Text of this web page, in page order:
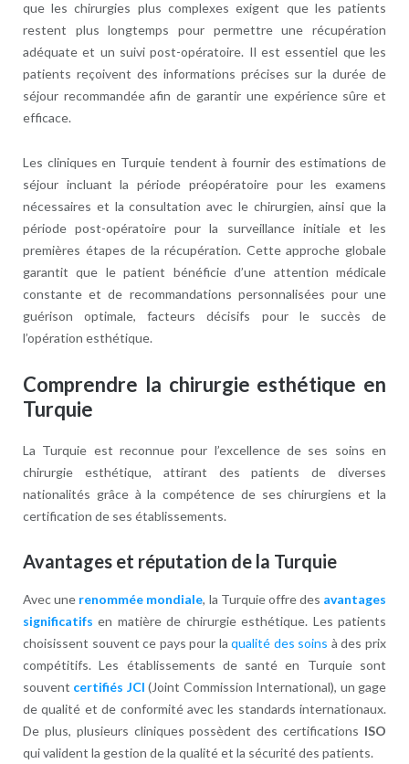
que les chirurgies plus complexes exigent que les patients
restent plus longtemps pour permettre une récupération
adéquate et un suivi post-opératoire. Il est essentiel que les
patients reçoivent des informations précises sur la durée de
séjour recommandée afin de garantir une expérience sûre et
efficace.
Les cliniques en Turquie tendent à fournir des estimations de
séjour incluant la période préopératoire pour les examens
nécessaires et la consultation avec le chirurgien, ainsi que la
période post-opératoire pour la surveillance initiale et les
premières étapes de la récupération. Cette approche globale
garantit que le patient bénéficie d’une attention médicale
constante et de recommandations personnalisées pour une
guérison optimale, facteurs décisifs pour le succès de
l’opération esthétique.
Comprendre la chirurgie esthétique en
Turquie
La Turquie est reconnue pour l’excellence de ses soins en
chirurgie esthétique, attirant des patients de diverses
nationalités grâce à la compétence de ses chirurgiens et la
certification de ses établissements.
Avantages et réputation de la Turquie
Avec une renommée mondiale, la Turquie offre des avantages
significatifs en matière de chirurgie esthétique. Les patients
choisissent souvent ce pays pour laqualité des soins à des prix
compétitifs. Les établissements de santé en Turquie sont
souvent certifiés JCI (Joint Commission International), un gage
de qualité et de conformité avec les standards internationaux.
De plus, plusieurs cliniques possèdent des certifications ISO
qui valident la gestion de la qualité et la sécurité des patients.